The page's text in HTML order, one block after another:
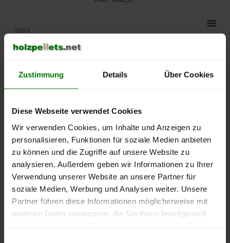
Zustimmung Details Über Cookies
Diese Webseite verwendet Cookies
Wir verwenden Cookies, um Inhalte und Anzeigen zu
personalisieren, Funktionen für soziale Medien anbieten
zu können und die Zugriffe auf unsere Website zu
analysieren. Außerdem geben wir Informationen zu Ihrer
Verwendung unserer Website an unsere Partner für
soziale Medien, Werbung und Analysen weiter. Unsere
Partner führen diese Informationen möglicherweise mit
weiteren Daten zusammen, die Sie ihnen bereitgestellt
lose Ware Sackware
September
2025
Januar
2026
Mai
2026
300 €
350 €
450 €
550 €